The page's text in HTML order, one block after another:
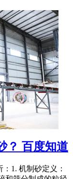
？ 百度知道
1. 机制砂定义：